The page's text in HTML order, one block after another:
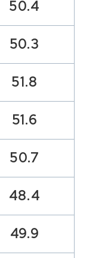
50.4
50.3
51.8
51.6
50.7
48.4
49.9